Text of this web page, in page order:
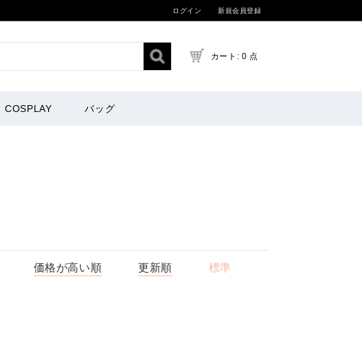
ログイン 新規会員登録
カート: 0 点
COSPLAY バッグ
価格が高い順 更新順 標準